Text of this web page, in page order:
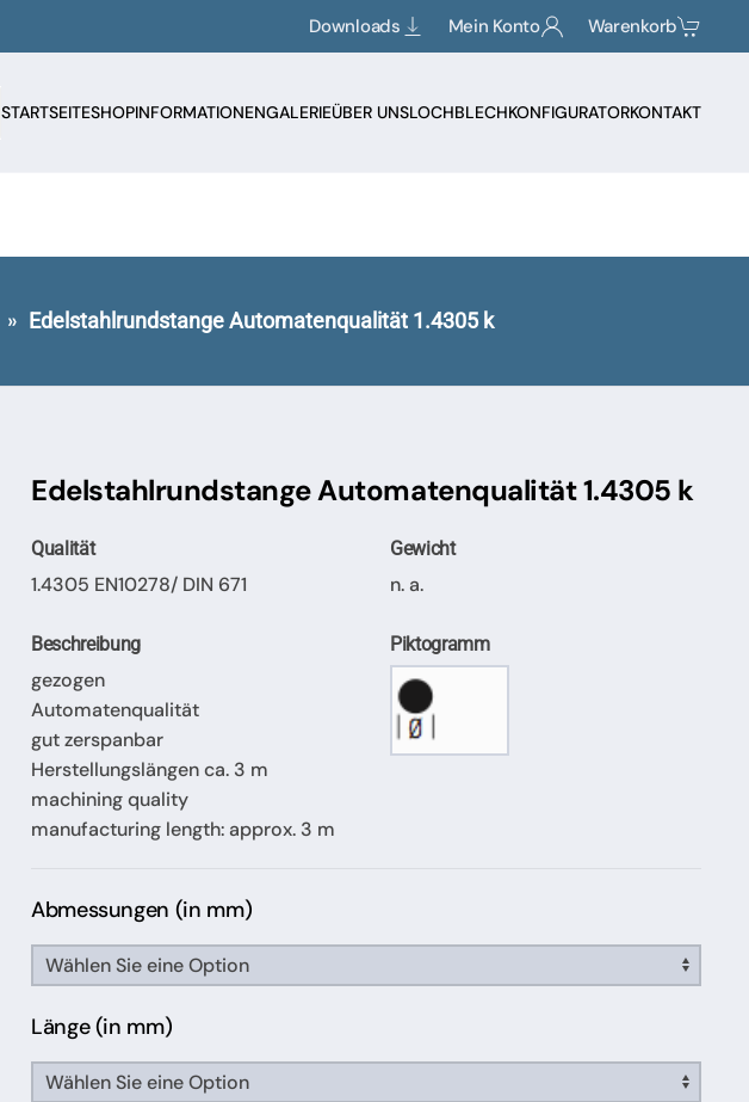
Downloads Mein Konto Warenkorb
STARTSEITESHOPINFORMATIONENGALERIEÜBER UNSLOCHBLECHKONFIGURATORKONTAKT
Edelstahlrundstange Automatenqualität 1.4305 k
Edelstahlrundstange Automatenqualität 1.4305 k
Qualität
1.4305 EN10278/ DIN 671
Gewicht
n. a.
Beschreibung
gezogen
Automatenqualität
gut zerspanbar
Herstellungslängen ca. 3 m
machining quality
manufacturing length: approx. 3 m
Piktogramm
Abmessungen (in mm)
Länge (in mm)